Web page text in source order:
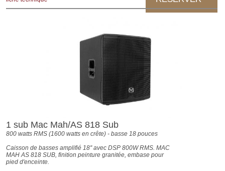
1 sub Mac Mah/AS 818 Sub
800 watts RMS (1600 watts en crête) - basse 18 pouces
Caisson de basses amplifié 18'' avec DSP 800W RMS. MAC
MAH AS 818 SUB, finition peinture granitée, embase pour
pied d'enceinte.